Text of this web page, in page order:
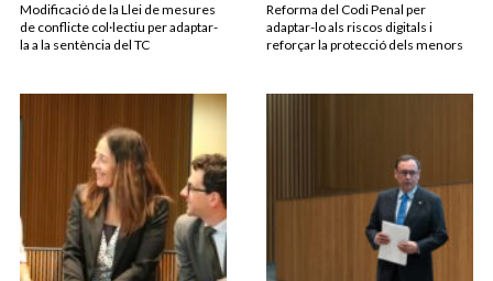
Modificació de la Llei de mesures
de conflicte col·lectiu per adaptar-
la a la sentència del TC
Reforma del Codi Penal per
adaptar-lo als riscos digitals i
reforçar la protecció dels menors